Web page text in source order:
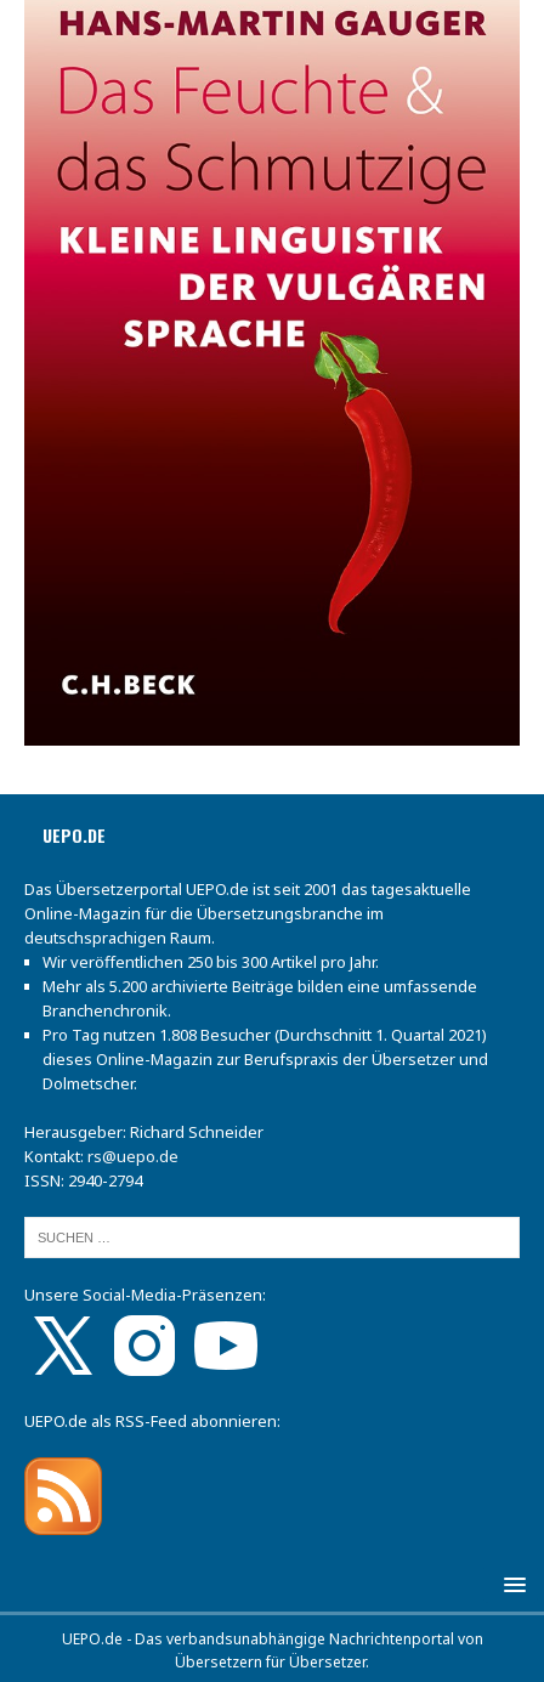
UEPO.DE
Das Übersetzerportal UEPO.de ist seit 2001 das tagesaktuelle
Online-Magazin für die Übersetzungsbranche im
deutschsprachigen Raum.
Wir veröffentlichen 250 bis 300 Artikel pro Jahr.
Mehr als 5.200 archivierte Beiträge bilden eine umfassende
Branchenchronik.
Pro Tag nutzen 1.808 Besucher (Durchschnitt 1. Quartal 2021)
dieses Online-Magazin zur Berufspraxis der Übersetzer und
Dolmetscher.
Herausgeber: Richard Schneider
Kontakt: rs@uepo.de
ISSN: 2940-2794
Unsere Social-Media-Präsenzen:
UEPO.de als RSS-Feed abonnieren:
UEPO.de - Das verbandsunabhängige Nachrichtenportal von
Übersetzern für Übersetzer.